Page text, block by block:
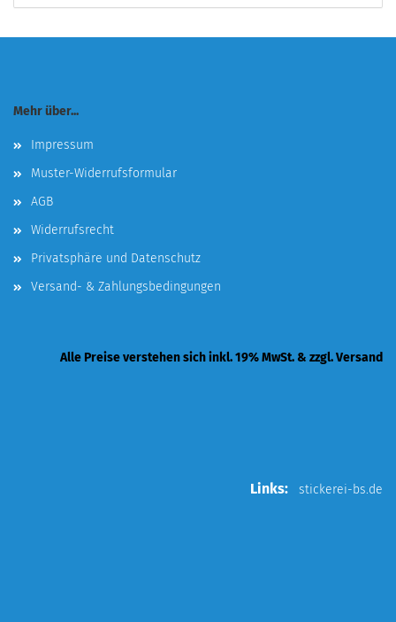
Mehr über...
Impressum
Muster-Widerrufsformular
AGB
Widerrufsrecht
Privatsphäre und Datenschutz
Versand- & Zahlungsbedingungen
Alle Preise verstehen sich inkl. 19% MwSt. & zzgl. Versand
Links: stickerei-bs.de